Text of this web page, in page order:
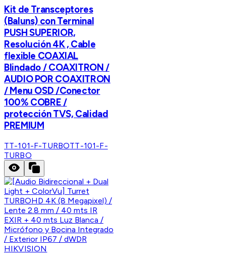
Kit de Transceptores
(Baluns) con Terminal
PUSH SUPERIOR,
Resolución 4K , Cable
flexible COAXIAL
Blindado / COAXITRON /
AUDIO POR COAXITRON
/ Menu OSD /Conector
100% COBRE /
protección TVS, Calidad
PREMIUM
TT-101-F-TURBOTT-101-F-
TURBO
HIKVISION